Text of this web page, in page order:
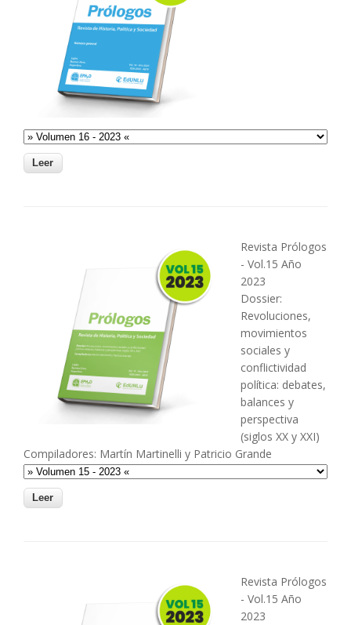
Revista Prólogos
- Vol.15 Año
2023
Dossier:
Revoluciones,
movimientos
sociales y
conflictividad
política: debates,
balances y
perspectiva
(siglos XX y XXI)
Compiladores: Martín Martinelli y Patricio Grande
Revista Prólogos
- Vol.15 Año
2023